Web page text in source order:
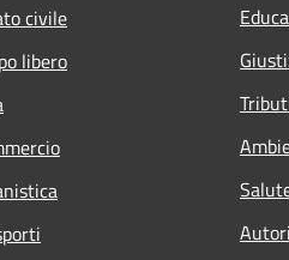
civile
libero